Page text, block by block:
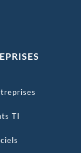
TI